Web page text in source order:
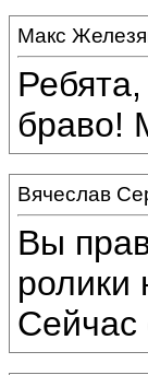
Макс
браво!
Вячеслав
Вы
ролики
Сейчас